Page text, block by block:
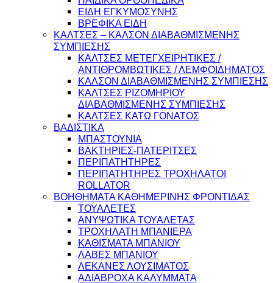
ΕΙΔΗ ΕΓΚΥΜΟΣΥΝΗΣ
ΒΡΕΦΙΚΑ ΕΙΔΗ
ΚΑΛΤΣΕΣ – ΚΑΛΣΟΝ ΔΙΑΒΑΘΜΙΣΜΕΝΗΣ
ΣΥΜΠΙΕΣΗΣ
ΚΑΛΤΣΕΣ ΜΕΤΕΓΧΕΙΡΗΤΙΚΕΣ /
ΑΝΤΙΘΡΟΜΒΩΤΙΚΕΣ / ΛΕΜΦΟΙΔΗΜΑΤΟΣ
ΚΑΛΣΟΝ ΔΙΑΒΑΘΜΙΣΜΕΝΗΣ ΣΥΜΠΙΕΣΗΣ
ΚΑΛΤΣΕΣ ΡΙΖΟΜΗΡΙΟΥ
ΔΙΑΒΑΘΜΙΣΜΕΝΗΣ ΣΥΜΠΙΕΣΗΣ
ΚΑΛΤΣΕΣ ΚΑΤΩ ΓΟΝΑΤΟΣ
ΒΑΔΙΣΤΙΚΑ
ΜΠΑΣΤΟΥΝΙΑ
ΒΑΚΤΗΡΙΕΣ-ΠΑΤΕΡΙΤΣΕΣ
ΠΕΡΙΠΑΤΗΤΗΡΕΣ
ΠΕΡΙΠΑΤΗΤΗΡΕΣ ΤΡΟΧΗΛΑΤΟΙ
ROLLATOR
ΒΟΗΘΗΜΑΤΑ ΚΑΘΗΜΕΡΙΝΗΣ ΦΡΟΝΤΙΔΑΣ
ΤΟΥΑΛΕΤΕΣ
ΑΝΥΨΩΤΙΚΑ ΤΟΥΑΛΕΤΑΣ
ΤΡΟΧΗΛΑΤΗ ΜΠΑΝΙΕΡΑ
ΚΑΘΙΣΜΑΤΑ ΜΠΑΝΙΟΥ
ΛΑΒΕΣ ΜΠΑΝΙΟΥ
ΛΕΚΑΝΕΣ ΛΟΥΣΙΜΑΤΟΣ
ΑΔΙΑΒΡΟΧΑ ΚΑΛΥΜΜΑΤΑ